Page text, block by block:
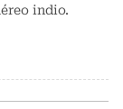
indio.